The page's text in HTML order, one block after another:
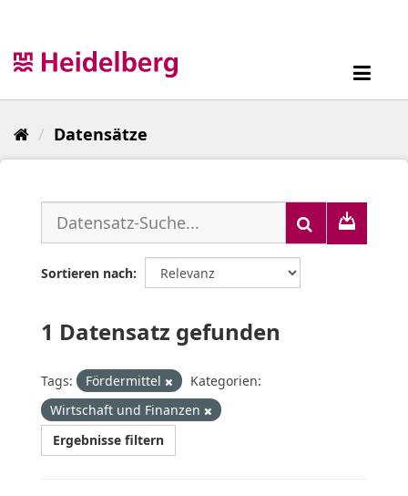
Datensätze
Sortieren nach
1 Datensatz gefunden
Tags: Fördermittel
Kategorien:
Wirtschaft und Finanzen
Ergebnisse filtern